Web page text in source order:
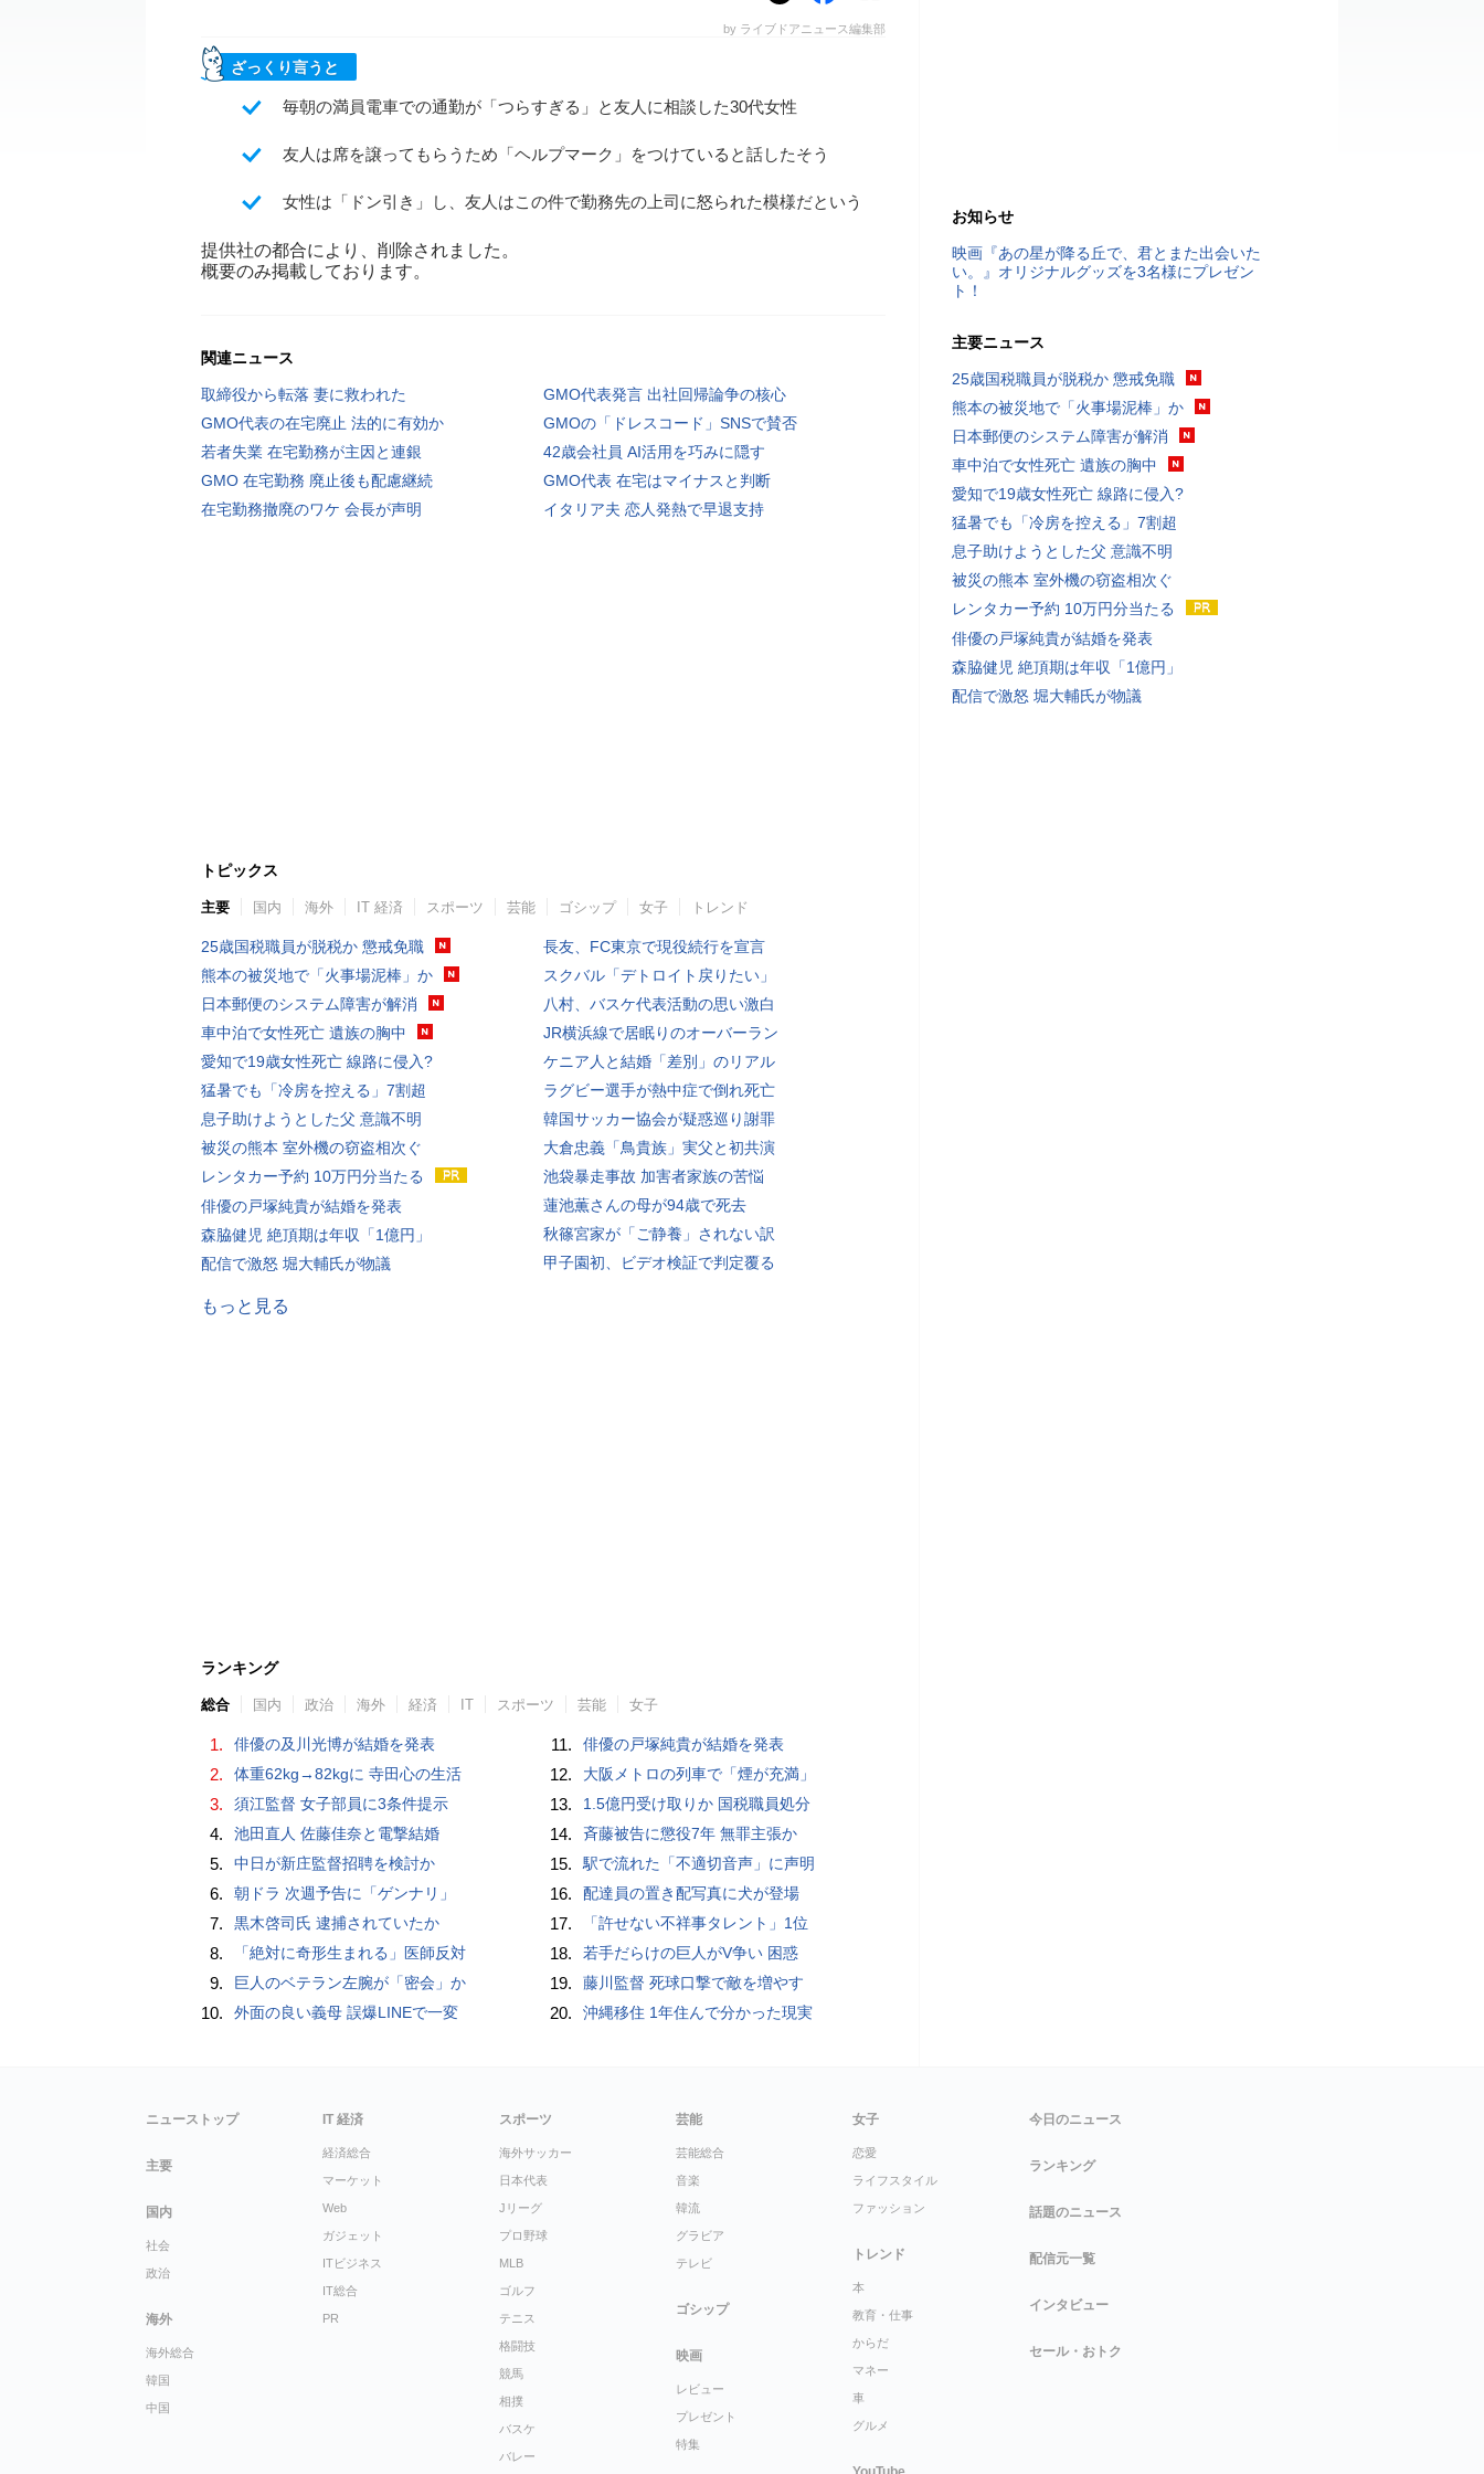
by ライブドアニュース編集部
ざっくり言うと
毎朝の満員電車での通勤が「つらすぎる」と友人に相談した30代女性
友人は席を譲ってもらうため「ヘルプマーク」をつけていると話したそう
女性は「ドン引き」し、友人はこの件で勤務先の上司に怒られた模様だという
提供社の都合により、削除されました。
概要のみ掲載しております。
関連ニュース
取締役から転落 妻に救われた
GMO代表発言 出社回帰論争の核心
GMO代表の在宅廃止 法的に有効か
GMOの「ドレスコード」SNSで賛否
若者失業 在宅勤務が主因と連銀
42歳会社員 AI活用を巧みに隠す
GMO 在宅勤務 廃止後も配慮継続
GMO代表 在宅はマイナスと判断
在宅勤務撤廃のワケ 会長が声明
イタリア夫 恋人発熱で早退支持
トピックス
主要 国内 海外 IT 経済 スポーツ 芸能 ゴシップ 女子 トレンド
25歳国税職員が脱税か 懲戒免職
熊本の被災地で「火事場泥棒」か
日本郵便のシステム障害が解消
車中泊で女性死亡 遺族の胸中
愛知で19歳女性死亡 線路に侵入?
猛暑でも「冷房を控える」7割超
息子助けようとした父 意識不明
被災の熊本 室外機の窃盗相次ぐ
レンタカー予約 10万円分当たる
俳優の戸塚純貴が結婚を発表
森脇健児 絶頂期は年収「1億円」
配信で激怒 堀大輔氏が物議
長友、FC東京で現役続行を宣言
スクバル「デトロイト戻りたい」
八村、バスケ代表活動の思い激白
JR横浜線で居眠りのオーバーラン
ケニア人と結婚「差別」のリアル
ラグビー選手が熱中症で倒れ死亡
韓国サッカー協会が疑惑巡り謝罪
大倉忠義「鳥貴族」実父と初共演
池袋暴走事故 加害者家族の苦悩
蓮池薫さんの母が94歳で死去
秋篠宮家が「ご静養」されない訳
甲子園初、ビデオ検証で判定覆る
もっと見る
ランキング
総合 国内 政治 海外 経済 IT スポーツ 芸能 女子
1. 俳優の及川光博が結婚を発表
2. 体重62kg→82kgに 寺田心の生活
3. 須江監督 女子部員に3条件提示
4. 池田直人 佐藤佳奈と電撃結婚
5. 中日が新庄監督招聘を検討か
6. 朝ドラ 次週予告に「ゲンナリ」
7. 黒木啓司氏 逮捕されていたか
8. 「絶対に奇形生まれる」医師反対
9. 巨人のベテラン左腕が「密会」か
10. 外面の良い義母 誤爆LINEで一変
11. 俳優の戸塚純貴が結婚を発表
12. 大阪メトロの列車で「煙が充満」
13. 1.5億円受け取りか 国税職員処分
14. 斉藤被告に懲役7年 無罪主張か
15. 駅で流れた「不適切音声」に声明
16. 配達員の置き配写真に犬が登場
17. 「許せない不祥事タレント」1位
18. 若手だらけの巨人がV争い 困惑
19. 藤川監督 死球口撃で敵を増やす
20. 沖縄移住 1年住んで分かった現実
お知らせ
映画『あの星が降る丘で、君とまた出会いた
い。』オリジナルグッズを3名様にプレゼン
ト！
主要ニュース
25歳国税職員が脱税か 懲戒免職
熊本の被災地で「火事場泥棒」か
日本郵便のシステム障害が解消
車中泊で女性死亡 遺族の胸中
愛知で19歳女性死亡 線路に侵入?
猛暑でも「冷房を控える」7割超
息子助けようとした父 意識不明
被災の熊本 室外機の窃盗相次ぐ
レンタカー予約 10万円分当たる
俳優の戸塚純貴が結婚を発表
森脇健児 絶頂期は年収「1億円」
配信で激怒 堀大輔氏が物議
ニューストップ
主要
国内
社会
政治
海外
海外総合
韓国
中国
IT 経済
経済総合
マーケット
Web
ガジェット
ITビジネス
IT総合
PR
スポーツ
海外サッカー
日本代表
Jリーグ
プロ野球
MLB
ゴルフ
テニス
格闘技
競馬
相撲
バスケ
バレー
芸能
芸能総合
音楽
韓流
グラビア
テレビ
ゴシップ
映画
レビュー
プレゼント
特集
女子
恋愛
ライフスタイル
ファッション
トレンド
本
教育・仕事
からだ
マネー
車
グルメ
今日のニュース
ランキング
話題のニュース
配信元一覧
インタビュー
セール・おトク